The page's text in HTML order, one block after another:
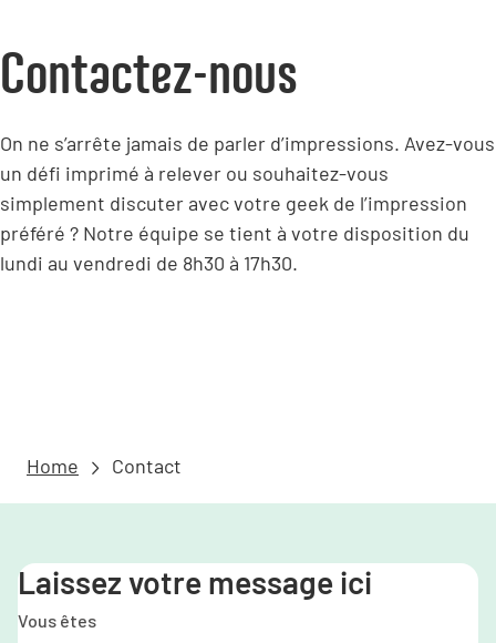
Contactez-nous
On ne s’arrête jamais de parler d’impressions. Avez-vous
un défi imprimé à relever ou souhaitez-vous
simplement discuter avec votre geek de l’impression
préféré ? Notre équipe se tient à votre disposition du
lundi au vendredi de 8h30 à 17h30.
Home Contact
Laissez votre message ici